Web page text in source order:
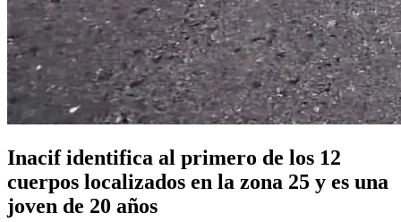
Inacif identifica al primero de los 12
cuerpos localizados en la zona 25 y es una
joven de 20 años